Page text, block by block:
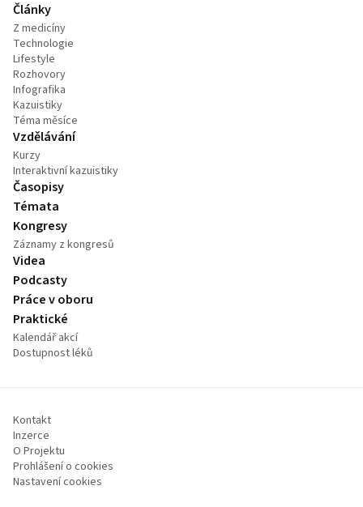
Články
Z medicíny
Technologie
Lifestyle
Rozhovory
Infografika
Kazuistiky
Téma měsíce
Vzdělávání
Kurzy
Interaktivní kazuistiky
Časopisy
Témata
Kongresy
Záznamy z kongresů
Videa
Podcasty
Práce v oboru
Praktické
Kalendář akcí
Dostupnost léků
Kontakt
Inzerce
O Projektu
Prohlášení o cookies
Nastavení cookies